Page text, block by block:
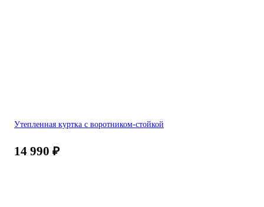
Утепленная куртка с воротником-стойкой
14 990 ₽